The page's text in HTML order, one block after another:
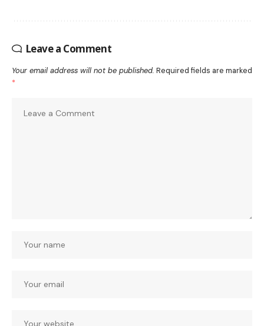
Leave a Comment
Your email address will not be published. Required fields are marked
*